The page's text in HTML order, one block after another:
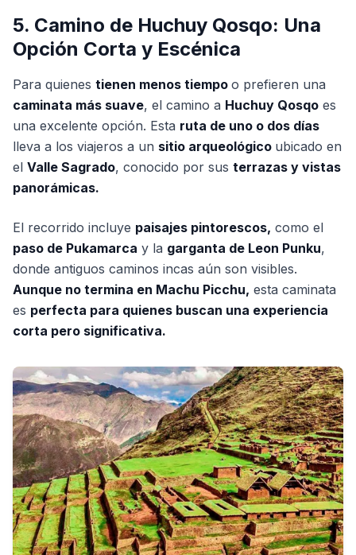
5. Camino de Huchuy Qosqo: Una
Opción Corta y Escénica
Para quienes tienen menos tiempo o prefieren una
caminata más suave, el camino a Huchuy Qosqo es
una excelente opción. Esta ruta de uno o dos días
lleva a los viajeros a un sitio arqueológico ubicado en
el Valle Sagrado, conocido por sus terrazas y vistas
panorámicas.
El recorrido incluye paisajes pintorescos, como el
paso de Pukamarca y la garganta de Leon Punku,
donde antiguos caminos incas aún son visibles.
Aunque no termina en Machu Picchu, esta caminata
es perfecta para quienes buscan una experiencia
corta pero significativa.